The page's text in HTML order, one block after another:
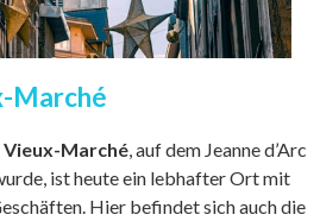
Marché
Vieux-Marché, auf dem Jeanne d’Arc
ist heute ein lebhafter Ort mit
Hier befindet sich auch die